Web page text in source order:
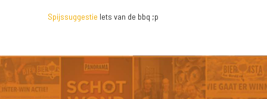
Spijssuggestie Iets van de bbq ;p